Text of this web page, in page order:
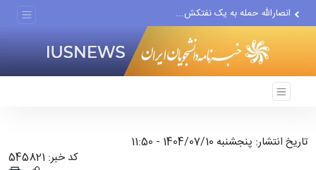
انصارالله حمله به یک نفتکش...
لفاظی جدید نتانیاهو علیه ایران
تاریخ انتشار: پنجشنبه 1404/07/10 - 11:50
کد خبر: 545821